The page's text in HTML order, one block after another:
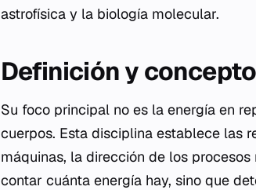
astrofísica y la biología molecular.
Definición y concepto
Su foco principal no es la energía en
cuerpos. Esta disciplina establece las
máquinas, la dirección de los
contar cuánta energía hay, sino que